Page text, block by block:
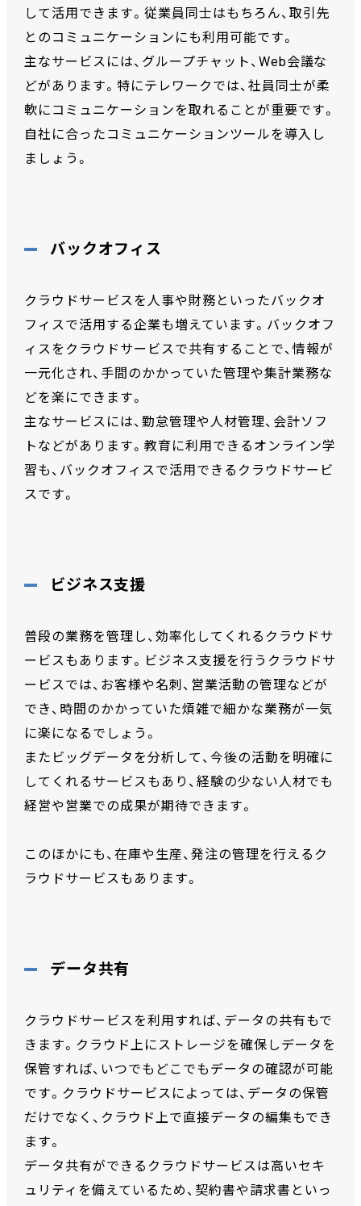
して活用できます。従業員同士はもちろん、取引先
とのコミュニケーションにも利用可能です。
主なサービスには、グループチャット、Web会議な
どがあります。特にテレワークでは、社員同士が柔
軟にコミュニケーションを取れることが重要です。
自社に合ったコミュニケーションツールを導入し
ましょう。
バックオフィス
クラウドサービスを人事や財務といったバックオ
フィスで活用する企業も増えています。バックオフ
ィスをクラウドサービスで共有することで、情報が
一元化され、手間のかかっていた管理や集計業務な
どを楽にできます。
主なサービスには、勤怠管理や人材管理、会計ソフ
トなどがあります。教育に利用できるオンライン学
習も、バックオフィスで活用できるクラウドサービ
スです。
ビジネス支援
普段の業務を管理し、効率化してくれるクラウドサ
ービスもあります。ビジネス支援を行うクラウドサ
ービスでは、お客様や名刺、営業活動の管理などが
でき、時間のかかっていた煩雑で細かな業務が一気
に楽になるでしょう。
またビッグデータを分析して、今後の活動を明確に
してくれるサービスもあり、経験の少ない人材でも
経営や営業での成果が期待できます。
このほかにも、在庫や生産、発注の管理を行えるク
ラウドサービスもあります。
データ共有
クラウドサービスを利用すれば、データの共有もで
きます。クラウド上にストレージを確保しデータを
保管すれば、いつでもどこでもデータの確認が可能
です。クラウドサービスによっては、データの保管
だけでなく、クラウド上で直接データの編集もでき
ます。
データ共有ができるクラウドサービスは高いセキ
ュリティを備えているため、契約書や請求書といっ